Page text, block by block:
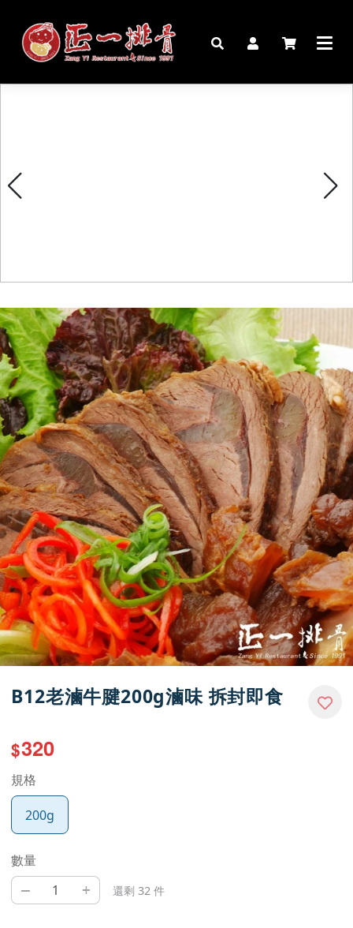
更多商品
購物說明
媒體報導
門市資訊
B12老滷牛腱200g滷味 拆封即食
$320
規格
200g
數量
– + 還剩 32 件